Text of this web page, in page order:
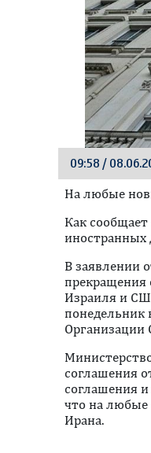
09:58 /
На любые
Как
иностранных
В заявлении
прекращения
Израиля и
понедельник
Организации
соглашения
соглашения
что на любые
Ирана.